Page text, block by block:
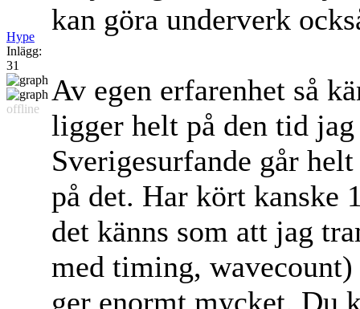
Hype
Inlägg:
31
offline
kan göra underverk
Av egen erfarenhet så
ligger helt på den tid
Sverigesurfande går
på det. Har kört kanske
det känns som att jag
med timing,
ger enormt mycket. Du